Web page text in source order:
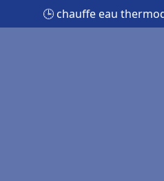
🕒 chauffe eau